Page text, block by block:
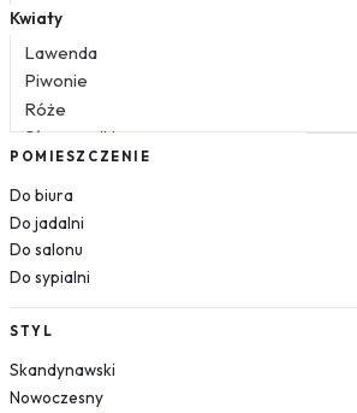
Kwiaty
Lawenda
Piwonie
Róże
Słoneczniki
Miasta
Nowy Jork
Paryż
Wenecja
Warszawa
POMIESZCZENIE
Do biura
Do jadalni
Do salonu
Do sypialni
STYL
Skandynawski
Nowoczesny